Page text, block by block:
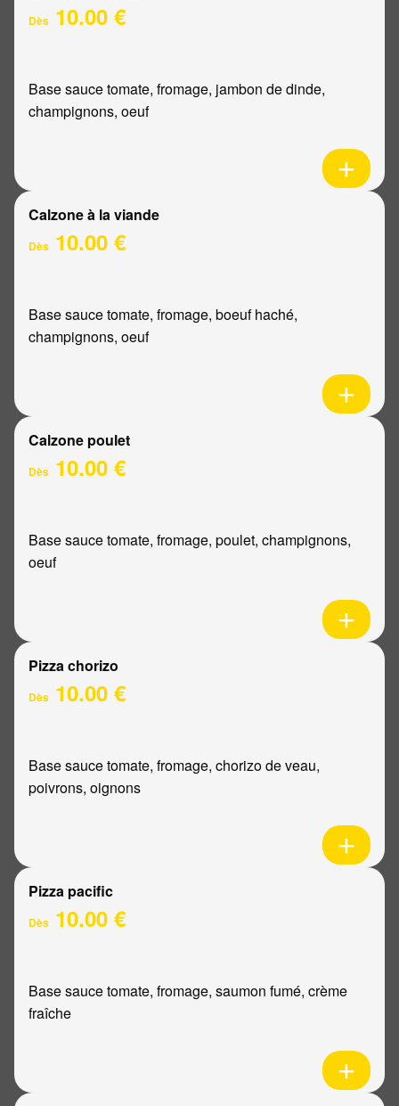
Dès 10.00 €
Base sauce tomate, fromage, jambon de dinde,
champignons, oeuf
Calzone à la viande
Dès 10.00 €
Base sauce tomate, fromage, boeuf haché,
champignons, oeuf
Calzone poulet
Dès 10.00 €
Base sauce tomate, fromage, poulet, champignons,
oeuf
Pizza chorizo
Dès 10.00 €
Base sauce tomate, fromage, chorizo de veau,
poivrons, oignons
Pizza pacific
Dès 10.00 €
Base sauce tomate, fromage, saumon fumé, crème
fraîche